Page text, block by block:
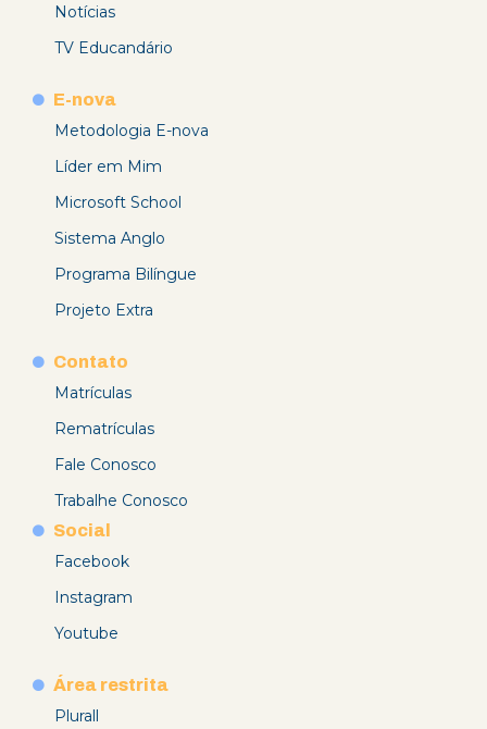
Notícias
TV Educandário
E-nova
Metodologia E-nova
Líder em Mim
Microsoft School
Sistema Anglo
Programa Bilíngue
Projeto Extra
Contato
Matrículas
Rematrículas
Fale Conosco
Trabalhe Conosco
Social
Facebook
Instagram
Youtube
Área restrita
Plurall